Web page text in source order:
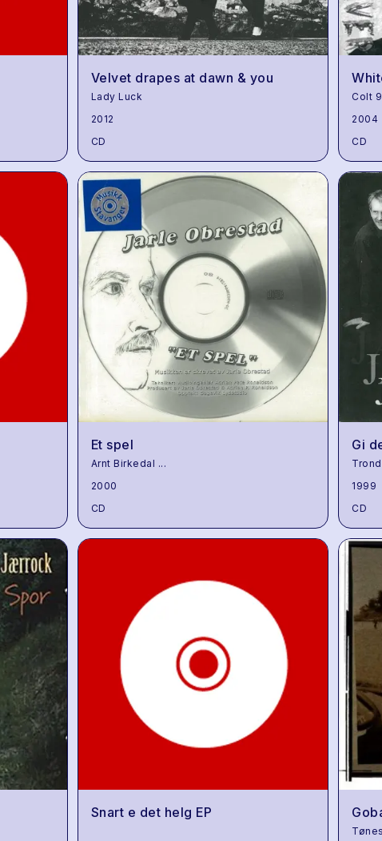
Velvet drapes at dawn & you
Lady Luck
2012
CD
Colt
2004
CD
Et spel
Arnt Birkedal ...
2000
CD
Gi
1999
CD
Snart e det helg EP